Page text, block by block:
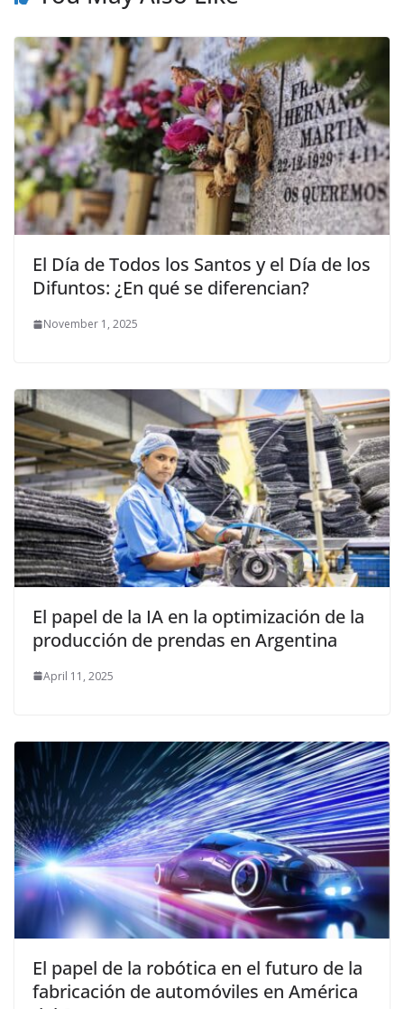
El Día de Todos los Santos y el Día de los
Difuntos: ¿En qué se diferencian?
November 1, 2025
El papel de la IA en la optimización de la
producción de prendas en Argentina
April 11, 2025
El papel de la robótica en el futuro de la
fabricación de automóviles en América